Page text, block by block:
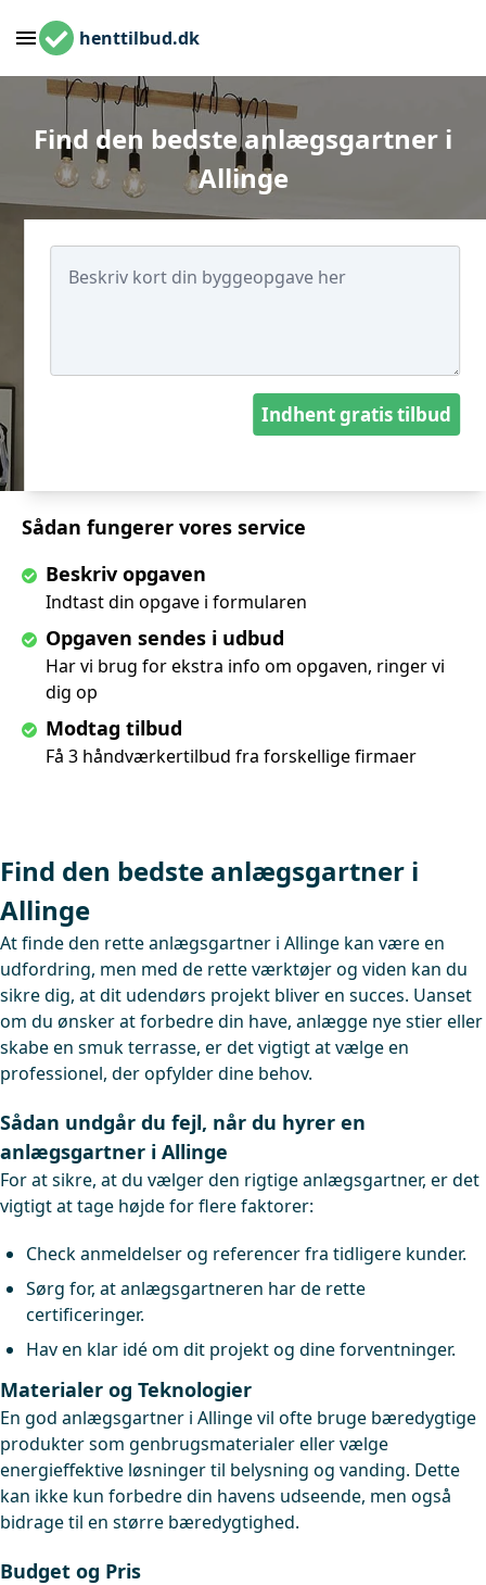
henttilbud.dk
Find den bedste anlægsgartner i
Allinge
Sådan fungerer vores service
Beskriv opgaven
Indtast din opgave i formularen
Opgaven sendes i udbud
Har vi brug for ekstra info om opgaven, ringer vi
dig op
Modtag tilbud
Få 3 håndværkertilbud fra forskellige firmaer
Indhent gratis tilbud
Find den bedste anlægsgartner i
Allinge
At finde den rette anlægsgartner i Allinge kan være en
udfordring, men med de rette værktøjer og viden kan du
sikre dig, at dit udendørs projekt bliver en succes. Uanset
om du ønsker at forbedre din have, anlægge nye stier eller
skabe en smuk terrasse, er det vigtigt at vælge en
professionel, der opfylder dine behov.
Sådan undgår du fejl, når du hyrer en
anlægsgartner i Allinge
For at sikre, at du vælger den rigtige anlægsgartner, er det
vigtigt at tage højde for flere faktorer:
Check anmeldelser og referencer fra tidligere kunder.
Sørg for, at anlægsgartneren har de rette
certificeringer.
Hav en klar idé om dit projekt og dine forventninger.
Materialer og Teknologier
En god anlægsgartner i Allinge vil ofte bruge bæredygtige
produkter som genbrugsmaterialer eller vælge
energieffektive løsninger til belysning og vanding. Dette
kan ikke kun forbedre din havens udseende, men også
bidrage til en større bæredygtighed.
Budget og Pris